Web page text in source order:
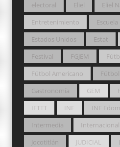
electoral
Eliel Eliel
Entretenimiento
Escuela
Estados Unidos
Estat
Festival
FGJEM
Fútbol Americano
Gastronomía
GEM
IFTTT
INE INE
Intermedia
Internacional
Jocotitlán
JUDICIAL